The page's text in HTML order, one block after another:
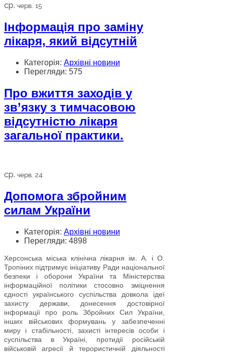
ср. черв. 15
Інформація про заміну
лікаря, який відсутній
Категорія: Архівні новини
Перегляди: 575
Про вжиття заходів у
зв’язку з тимчасовою
відсутністю лікаря
загальної практики.
ср. черв. 24
Допомога збройним
силам України
Категорія: Архівні новини
Перегляди: 4898
Херсонська міська клінічна лікарня ім. А. і О.
Тропіних підтримує ініціативу Ради національної
безпеки і оборони України та Міністерства
інформаційної політики стосовно зміцнення
єдності українського суспільства довкола ідеї
захисту держави, донесення достовірної
інформації про роль Збройних Сил України,
інших військових формувань у забезпеченні
миру і стабільності, захисті інтересів особи і
суспільства в Україні, протидії російській
військовій агресії й терористичній діяльності